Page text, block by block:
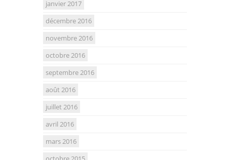
janvier 2017
décembre 2016
novembre 2016
octobre 2016
septembre 2016
août 2016
juillet 2016
avril 2016
mars 2016